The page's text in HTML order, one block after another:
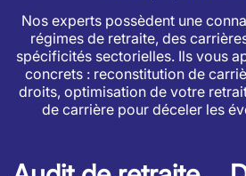
Nos experts possèdent une
régimes de retraite, des
spécificités sectorielles. Ils vous
concrets : reconstitution de
droits, optimisation de votre
de carrière pour déceler les